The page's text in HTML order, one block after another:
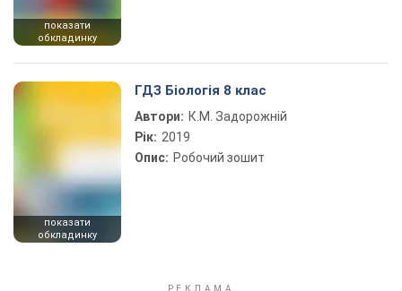
показати
обкладинку
показати
обкладинку
ГДЗ Біологія 8 клас
Автори: К.М. Задорожній
Рік: 2019
Опис: Робочий зошит